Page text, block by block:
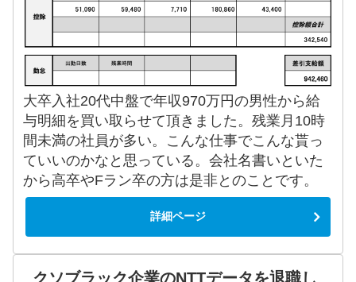
大卒入社20代中盤で年収970万円の男性から給
与明細を買い取らせて頂きました。残業月10時
間未満の社員が多い。こんな仕事でこんな貰っ
ていいのかなと思っている。会社名書いといた
から高卒やFラン卒の方は是非とのことです。
詳細ページ
クソブラック企業のNTTデータを退職し